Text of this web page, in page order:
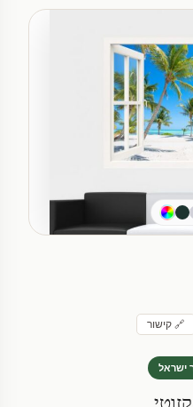
🔗 קישור
ישראל